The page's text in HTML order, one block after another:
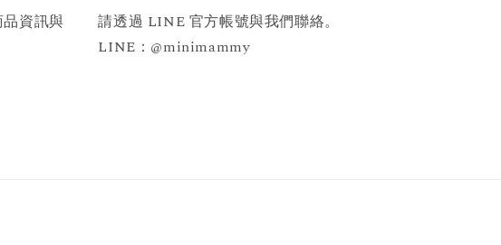
資訊與
請透過 LINE 官方帳號與我們聯絡。
LINE：@minimammy